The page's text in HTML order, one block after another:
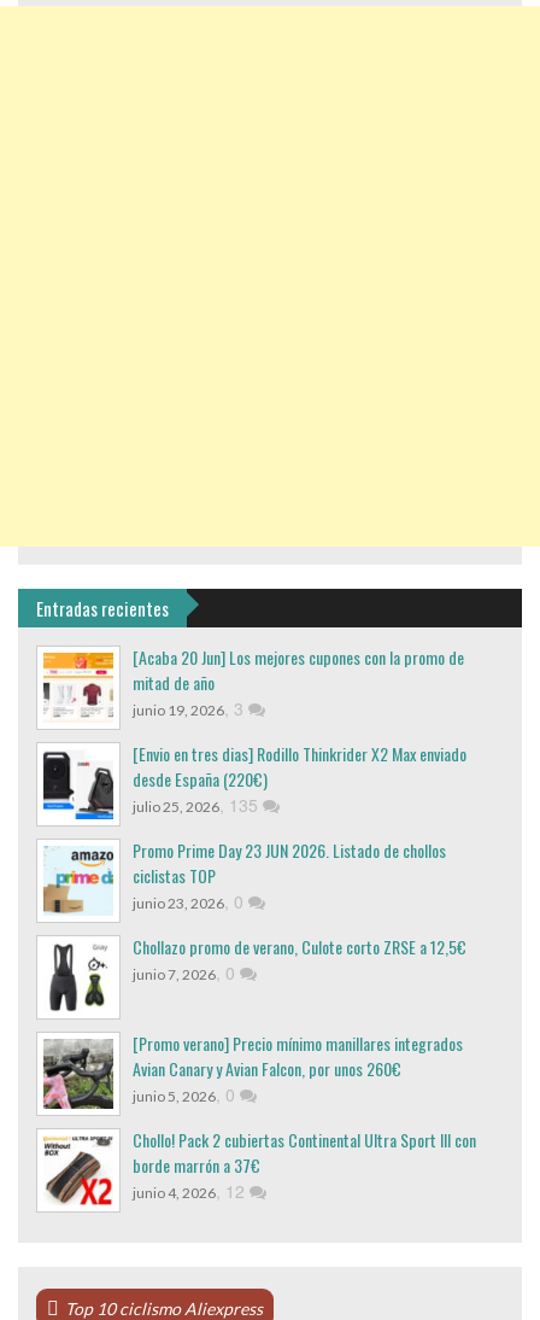
Entradas recientes
[Acaba 20 Jun] Los mejores cupones con la promo de
mitad de año
junio 19, 2026, 3
[Envio en tres dias] Rodillo Thinkrider X2 Max enviado
desde España (220€)
julio 25, 2026, 135
Promo Prime Day 23 JUN 2026. Listado de chollos
ciclistas TOP
junio 23, 2026, 0
Chollazo promo de verano, Culote corto ZRSE a 12,5€
junio 7, 2026, 0
[Promo verano] Precio mínimo manillares integrados
Avian Canary y Avian Falcon, por unos 260€
junio 5, 2026, 0
Chollo! Pack 2 cubiertas Continental Ultra Sport III con
borde marrón a 37€
junio 4, 2026, 12
Top 10 ciclismo Aliexpress